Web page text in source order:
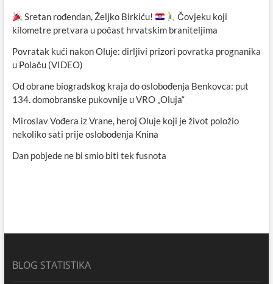
Sretan rođendan, Željko Birkiću!
Čovjeku koji
kilometre pretvara u počast hrvatskim braniteljima
Povratak kući nakon Oluje: dirljivi prizori povratka prognanika
u Polaču (VIDEO)
Od obrane biogradskog kraja do oslobođenja Benkovca: put
134. domobranske pukovnije u VRO „Oluja“
Miroslav Vođera iz Vrane, heroj Oluje koji je život položio
nekoliko sati prije oslobođenja Knina
Dan pobjede ne bi smio biti tek fusnota
BLOG STATISTIKA